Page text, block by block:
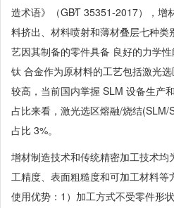
造术语》（GB∕T 35351-2017），
料挤出、材料喷射和薄材叠层七种
艺因其制备的零件具备 良好的力学
钛 合金作为原材料的工艺包括激光
较高，当前国内掌握 SLM 设备生产
占比来看，激光选区熔融/烧结
占比 3%。
增材制造技术和传统精密加工技术
工精度、表面粗糙度和可加工材料
使用优势：1）加工方式不受零件形